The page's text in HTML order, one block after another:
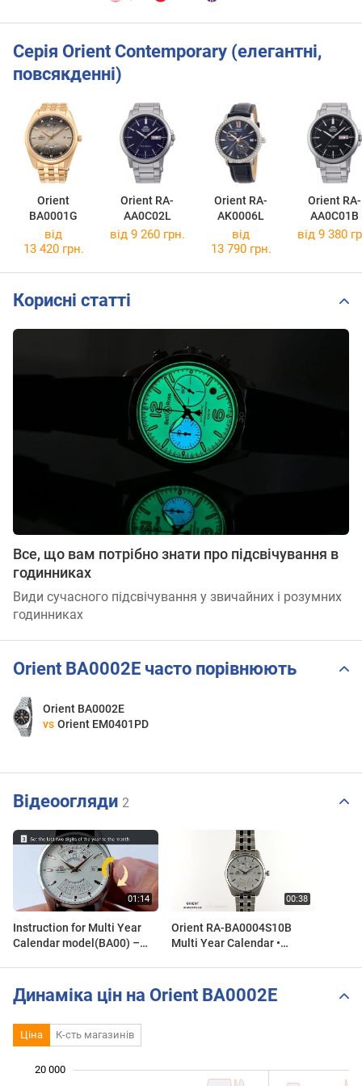
Серія Orient Contemporary (елегантні,
повсякденні)
Orient
BA0001G
Orient RA-
AA0C02L
Orient RA-
AK0006L
Orient RA-
AA0C01B
від
13 420 грн.
від 9 260 грн.
від
13 790 грн.
від 9 380
Корисні статті
Все, що вам потрібно знати про підсвічування в
годинниках
Види сучасного підсвічування у звичайних і розумних
годинниках
Orient BA0002E часто порівнюють
Orient BA0002E
vs Orient EM0401PD
Відеоогляди 2
Instruction for Multi Year
Calendar model(BA00) –
Orient RA-BA0004S10B
Multi Year Calendar •
Динаміка цін на Orient BA0002E
Ціна К-сть магазинів
20 000